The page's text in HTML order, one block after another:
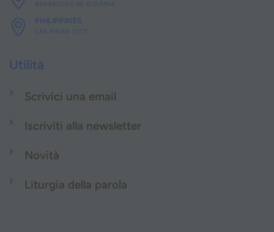
APARECIDA DE GOIÂNIA
PHILIPPINES
LAS PINAS CITY
Utilità
Scrivici una email
Iscriviti alla newsletter
Novità
Liturgia della parola